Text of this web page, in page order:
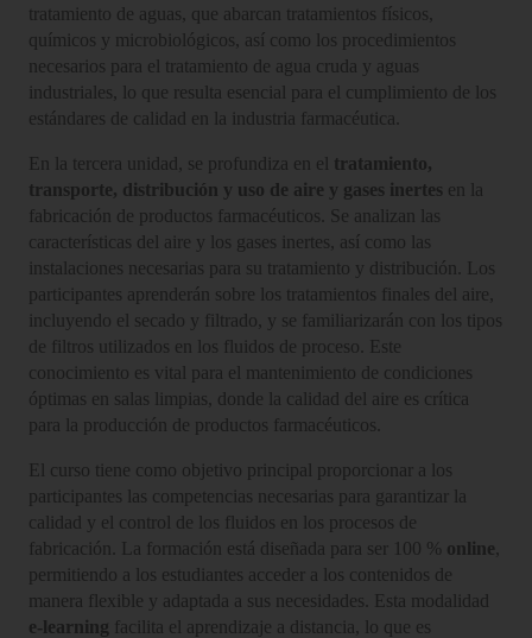
tratamiento de aguas, que abarcan tratamientos físicos,
químicos y microbiológicos, así como los procedimientos
necesarios para el tratamiento de agua cruda y aguas
industriales, lo que resulta esencial para el cumplimiento de los
estándares de calidad en la industria farmacéutica.
En la tercera unidad, se profundiza en el tratamiento,
transporte, distribución y uso de aire y gases inertes en la
fabricación de productos farmacéuticos. Se analizan las
características del aire y los gases inertes, así como las
instalaciones necesarias para su tratamiento y distribución. Los
participantes aprenderán sobre los tratamientos finales del aire,
incluyendo el secado y filtrado, y se familiarizarán con los tipos
de filtros utilizados en los fluidos de proceso. Este
conocimiento es vital para el mantenimiento de condiciones
óptimas en salas limpias, donde la calidad del aire es crítica
para la producción de productos farmacéuticos.
El curso tiene como objetivo principal proporcionar a los
participantes las competencias necesarias para garantizar la
calidad y el control de los fluidos en los procesos de
fabricación. La formación está diseñada para ser 100 % online
permitiendo a los estudiantes acceder a los contenidos de
manera flexible y adaptada a sus necesidades. Esta modalidad
e-learning facilita el aprendizaje a distancia, lo que es